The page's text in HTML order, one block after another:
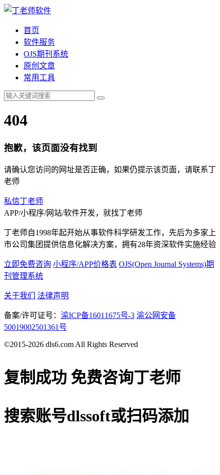
首页
软件服务
OJS期刊系统
原创文章
常用工具
404
抱歉，该页面没有找到
请确认您访问的网址是否正确，如果仍提示该页面，请联系丁
老师
私信丁老师
APP/小程序/网站/软件开发，就找丁老师
丁老师自1998年起开始从事软件科学研发工作，先后为多家上
市公司集团提供信息化解决方案，拥有28年资深软件实施经验
立即免费咨询 小程序/APP价格表 OJS(Open Journal Systems)期
刊管理系统
关于我们 法律声明
备案/许可证号： 渝ICP备16011675号-3 渝公网安备
50019002501361号
©2015-2026 dls6.com All Rights Reserved
复制成功 免费咨询丁老师
搜索账号dlssoft或扫码添加